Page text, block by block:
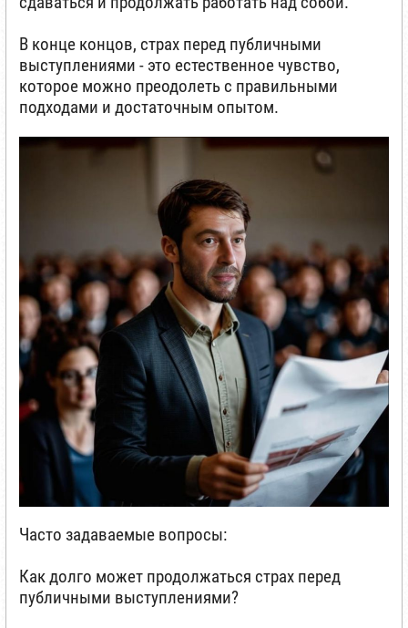
В конце концов, страх перед публичными
выступлениями - это естественное чувство,
которое можно преодолеть с правильными
подходами и достаточным опытом.
Часто задаваемые вопросы:
Как долго может продолжаться страх перед
публичными выступлениями?